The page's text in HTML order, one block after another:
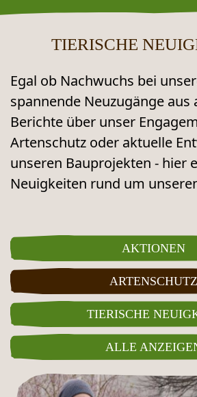
TIERISCHE
Egal ob Nachwuchs bei
spannende Neuzugänge aus
Berichte über unser
Artenschutz oder aktuelle
unseren Bauprojekten - hier
Neuigkeiten rund um
NEUES AUS DEM ZOO
AKTIONEN
ARTENSCHUTZ
TIERISCHE
ALLE